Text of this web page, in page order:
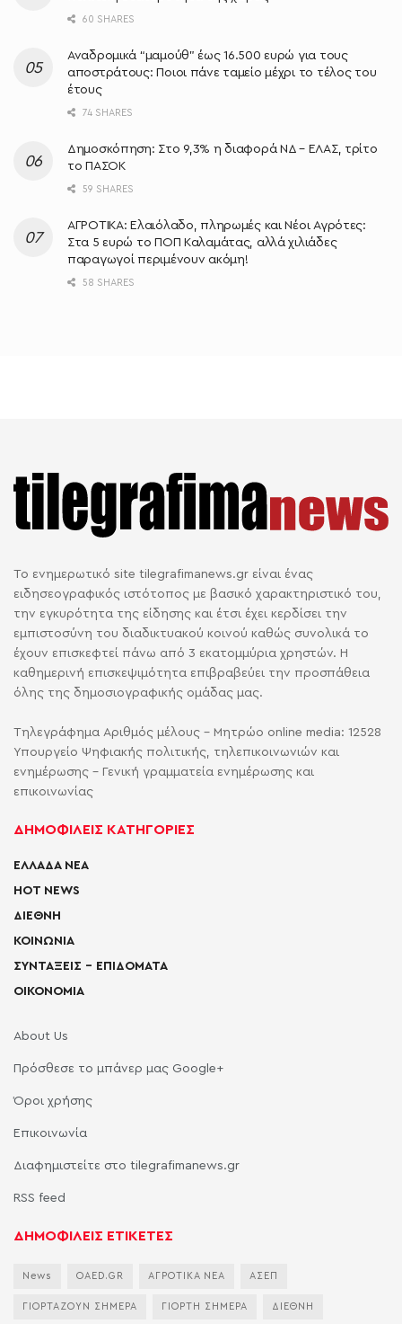
60 SHARES
Αναδρομικά “μαμούθ” έως 16.500 ευρώ για τους
αποστράτους: Ποιοι πάνε ταμείο μέχρι το τέλος του
έτους
74 SHARES
Δημοσκόπηση: Στο 9,3% η διαφορά ΝΔ – ΕΛΑΣ, τρίτο
το ΠΑΣΟΚ
59 SHARES
ΑΓΡΟΤΙΚΑ: Ελαιόλαδο, πληρωμές και Νέοι Αγρότες:
Στα 5 ευρώ το ΠΟΠ Καλαμάτας, αλλά χιλιάδες
παραγωγοί περιμένουν ακόμη!
58 SHARES
Το ενημερωτικό site tilegrafimanews.gr είναι ένας
ειδησεογραφικός ιστότοπος με βασικό χαρακτηριστικό του,
την εγκυρότητα της είδησης και έτσι έχει κερδίσει την
εμπιστοσύνη του διαδικτυακού κοινού καθώς συνολικά το
έχουν επισκεφτεί πάνω από 3 εκατομμύρια χρηστών. Η
καθημερινή επισκεψιμότητα επιβραβεύει την προσπάθεια
όλης της δημοσιογραφικής ομάδας μας.
Τηλεγράφημα Αριθμός μέλους - Μητρώο online media: 12528
Υπουργείο Ψηφιακής πολιτικής, τηλεπικοινωνιών και
ενημέρωσης - Γενική γραμματεία ενημέρωσης και
επικοινωνίας
ΔΗΜΟΦΙΛΕΙΣ ΚΑΤΗΓΟΡΙΕΣ
ΕΛΛΑΔΑ ΝΕΑ
HOT NEWS
ΔΙΕΘΝΗ
ΚΟΙΝΩΝΙΑ
ΣΥΝΤΑΞΕΙΣ – ΕΠΙΔΟΜΑΤΑ
ΟΙΚΟΝΟΜΙΑ
About Us
Πρόσθεσε το μπάνερ μας Google+
Όροι χρήσης
Επικοινωνία
Διαφημιστείτε στο tilegrafimanews.gr
RSS feed
ΔΗΜΟΦΙΛΕΙΣ ΕΤΙΚΕΤΕΣ
News OAED.GR ΑΓΡΟΤΙΚΑ ΝΕΑ ΑΣΕΠ
ΓΙΟΡΤΑΖΟΥΝ ΣΗΜΕΡΑ ΓΙΟΡΤΗ ΣΗΜΕΡΑ ΔΙΕΘΝΗ